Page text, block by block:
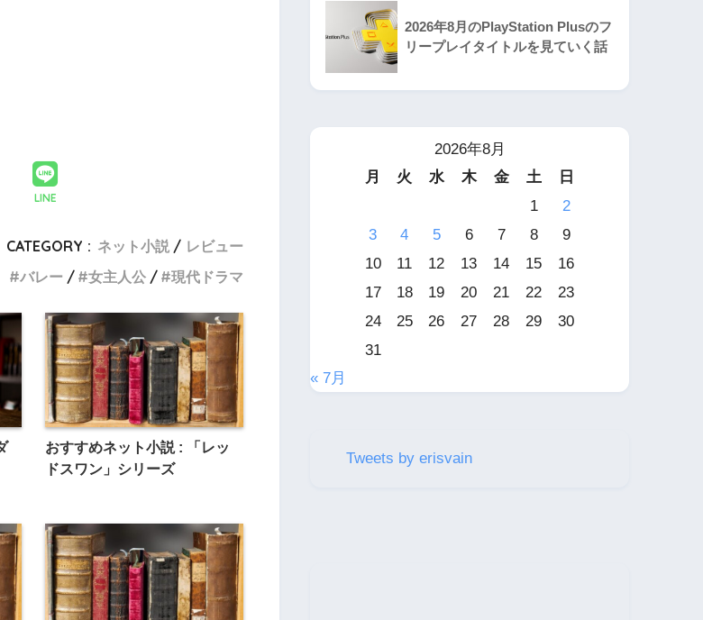
LINE
CATEGORY : ネット小説
レビュー
バレー 女主人公 現代ドラマ
おすすめネット小説 : 「レッ
ドスワン」シリーズ
2026年8月のPlayStation Plusのフ
リープレイタイトルを見ていく話
2026年8月
月
火 水 木 金 土
日
1
2
3
4 5 6 7 8
9
10
11 12 13 14 15
16
17
18 19 20 21 22
23
24
25 26 27 28 29
30
31
« 7月
Tweets by erisvain